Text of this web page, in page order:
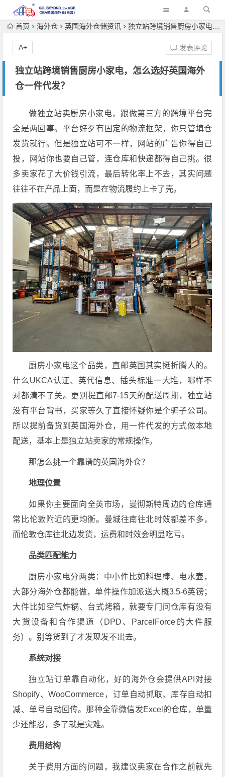
首页 海外仓 英国海外仓储资讯 独立站跨境销售厨房小家电，怎么选好英国海外仓一件代发？
独立站跨境销售厨房小家电，怎么选好英国海外
仓一件代发？
发表评论
A+
做独立站卖厨房小家电，跟做第三方的跨境平台完
全是两回事。平台好歹有固定的物流框架，你只管填仓
发货就行。但是独立站可不一样，网站的广告你得自己
投，网站你也要自己管，连仓库和快递都得自己挑。很
多卖家花了大价钱引流，最后转化率上不去，其实问题
往往不在产品上面，而是在物流履约上卡了壳。
厨房小家电这个品类，直邮英国其实挺折腾人的。
什么UKCA认证、英代信息、插头标准一大堆，哪样不
对都清不了关。更别提直邮7-15天的配送周期，独立站
没有平台背书，买家等久了直接怀疑你是个骗子公司。
所以提前备货到英国海外仓，用一件代发的方式做本地
配送，基本上是独立站卖家的常规操作。
那怎么挑一个靠谱的英国海外仓？
地理位置
如果你主要面向全英市场，曼彻斯特周边的仓库通
常比伦敦附近的更均衡。曼城往南往北时效都差不多，
而伦敦仓库往北边发货，运费和时效会明显吃亏。
品类匹配能力
厨房小家电分两类：中小件比如料理棒、电水壶，
大部分海外仓都能做，单件操作加派送大概3.5-6英镑；
大件比如空气炸锅、台式烤箱，就要专门问仓库有没有
大货设备和合作渠道（DPD、ParcelForce的大件服
务）。别等货到了才发现发不出去。
系统对接
独立站订单靠自动化，好的海外仓会提供API对接
Shopify、WooCommerce，订单自动抓取、库存自动扣
减、单号自动回传。那种全靠微信发Excel的仓库，单量
少还能忍，多了就是灾难。
费用结构
关于费用方面的问题，我建议卖家在合作之前就先